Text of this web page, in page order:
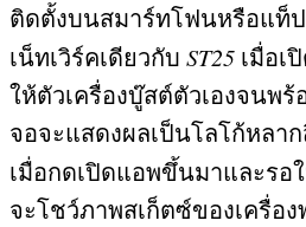
ติดตั้งบนสมาร์ทโฟนหรือแท็
เน็ทเวิร์คเดียวกับ ST25 เมื่อเ
ให้ตัวเครื่องบู๊สต์ตัวเองจนพ
จอจะแสดงผลเป็นโลโก้หลา
เมื่อกดเปิดแอพขึ้นมาและรอ
จะโชว์ภาพสเก็ตซ์ของเครื่อ